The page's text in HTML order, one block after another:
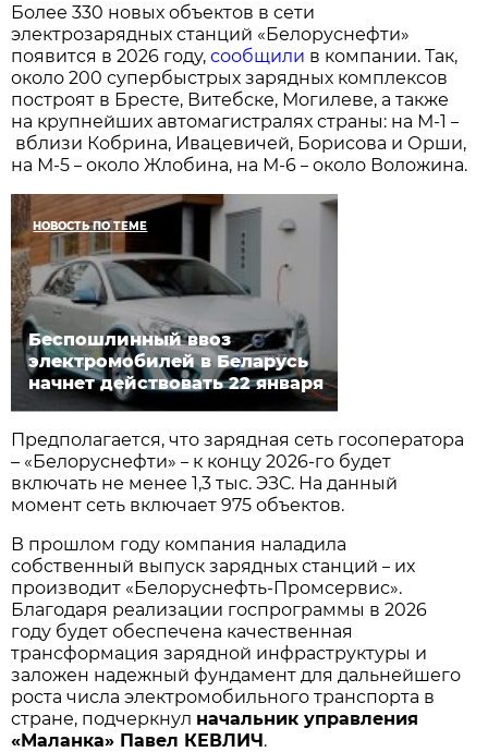
Более 330 новых объектов в сети
электрозарядных станций «Белоруснефти»
появится в 2026 году,сообщили в компании. Так,
около 200 супербыстрых зарядных комплексов
построят в Бресте, Витебске, Могилеве, а также
на крупнейших автомагистралях страны: на М-1–
вблизи Кобрина, Ивацевичей, Борисова и Орши,
на М-5– около Жлобина, на М-6– около Воложина.
НОВОСТЬ ПО ТЕМЕ
Беспошлинный ввоз
электромобилей в Беларусь
начнет действовать 22 января
Предполагается, что зарядная сеть госоператора
– «Белоруснефти»– к концу 2026-го будет
включать не менее 1,3 тыс. ЭЗС. На данный
момент сеть включает 975 объектов.
В прошлом году компания наладила
собственный выпуск зарядных станций– их
производит «Белоруснефть-Промсервис».
Благодаря реализации госпрограммы в 2026
году будет обеспечена качественная
трансформация зарядной инфраструктуры и
заложен надежный фундамент для дальнейшего
роста числа электромобильного транспорта в
стране, подчеркнул начальник управления
«Маланка» Павел КЕВЛИЧ.